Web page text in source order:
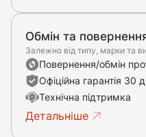
Обмін та
Залежно від типу, марки та
Повернення/обмін
Офіційна гарантія 30
Технічна підтримка
Детальніше